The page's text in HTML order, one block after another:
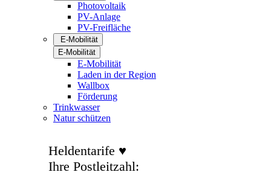
Photovoltaik
PV-Anlage
PV-Freifläche
E-Mobilität
E-Mobilität
E-Mobilität
Laden in der Region
Wallbox
Förderung
Trinkwasser
Natur schützen
Heldentarife ♥
Ihre Postleitzahl: